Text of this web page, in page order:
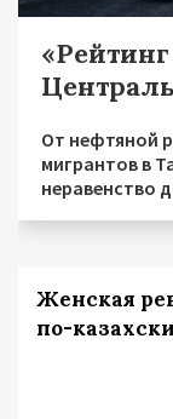
От нефтяной
мигрантов в
неравенство
Женская
по-казахски